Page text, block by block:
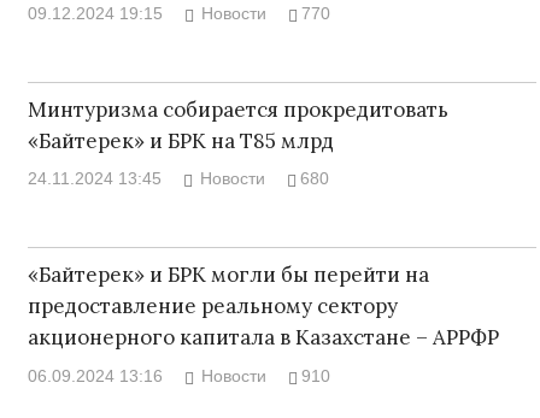
09.12.2024 19:15 Новости 770
Минтуризма собирается прокредитовать
«Байтерек» и БРК на Т85 млрд
24.11.2024 13:45 Новости 680
«Байтерек» и БРК могли бы перейти на
предоставление реальному сектору
акционерного капитала в Казахстане – АРРФР
06.09.2024 13:16 Новости 910